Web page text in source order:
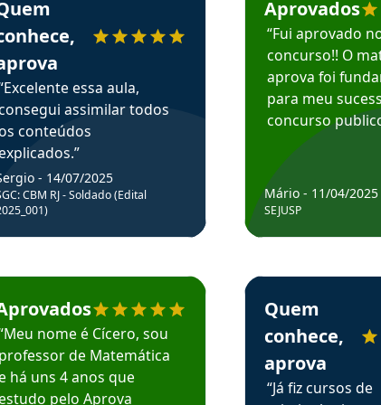
depoimento
essa aula,
assimilar todos
conteúdos
- 14/07/2025
CBM RJ - Soldado (Edital
Cicero recomenda o Aprova Concursos em depoimento
nome é Cícero, sou
professor de Matemática
há uns 4 anos que
pelo Aprova
Aprovados
“Fui aprovado
concurso!! O
aprova foi
para meu
concurso
Mário - 11/04/2025
SEJUSP
Estudante Henrique
Quem
conhece,
aprova
“Já fiz cursos de